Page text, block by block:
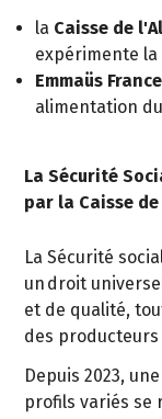
la Caisse de
expérimente la
Emmaüs France
alimentation
La Sécurité
par la Caisse
La Sécurité
un droit
et de qualité,
des
Depuis 2023,
profils variés se